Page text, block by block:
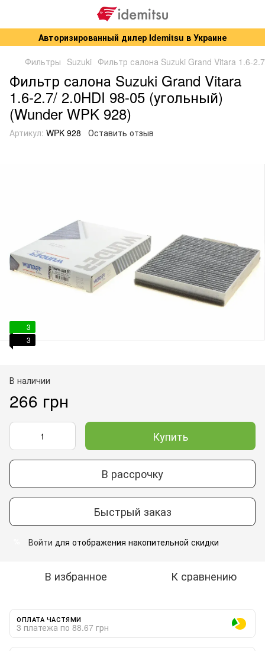
Авторизированный дилер Idemitsu в Украине
Фильтры Suzuki Фильтр салона Suzuki Grand Vitara 1.6-
Фильтр салона Suzuki Grand Vitara
1.6-2.7/ 2.0HDI 98-05 (угольный)
(Wunder WPK 928)
Артикул: WPK 928 Оставить отзыв
3
3
В наличии
266 грн
Купить
В рассрочку
Быстрый заказ
Войти для отображения накопительной скидки
В избранное К сравнению
ОПЛАТА ЧАСТЯМИ
3 платежа по 88.67 грн